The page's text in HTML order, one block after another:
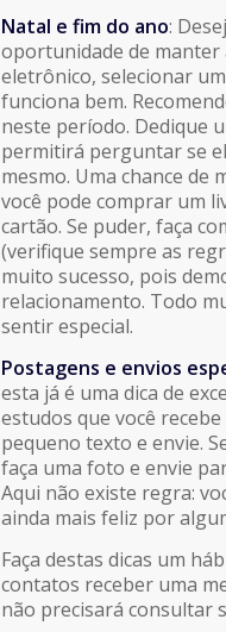
Natal e fim do ano:
oportunidade de manter
eletrônico, selecionar
funciona bem.
neste período. Dedique
permitirá perguntar se
mesmo. Uma chance de
você pode comprar um
cartão. Se puder, faça
(verifique sempre as
muito sucesso, pois
relacionamento. Todo
sentir especial.
Postagens e envios
esta já é uma dica de
estudos que você
pequeno texto e envie.
faça uma foto e envie
Aqui não existe regra:
ainda mais feliz por
Faça destas dicas um
contatos receber uma
não precisará consultar